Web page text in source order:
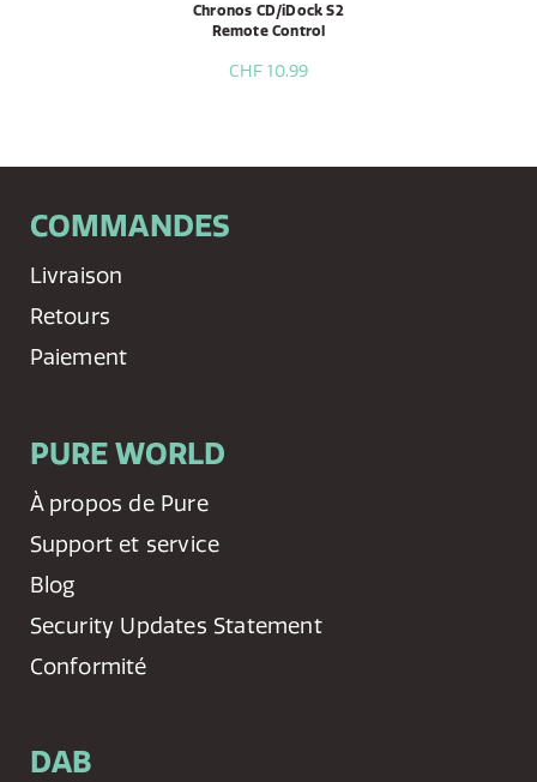
Chronos CD/iDock S2
Remote Control
CHF 10.99
COMMANDES
Livraison
Retours
Paiement
PURE WORLD
À propos de Pure
Support et service
Blog
Security Updates Statement
Conformité
DAB